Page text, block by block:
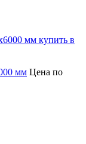
мм Цена по